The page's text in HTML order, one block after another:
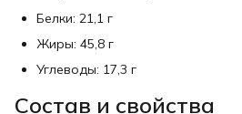
Белки: 21,1 г
Жиры: 45,8 г
Углеводы: 17,3 г
Состав и свойства